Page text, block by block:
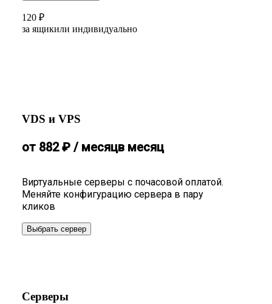
120 ₽
за ящикили индивидуально
VDS и VPS
Виртуальные серверы с почасовой оплатой.
Меняйте конфигурацию сервера в пару
кликов
от 882₽ / месяцв месяц
Выбрать сервер
Серверы